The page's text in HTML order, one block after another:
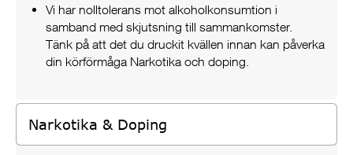
Vi har nolltolerans mot alkoholkonsumtion i
samband med skjutsning till sammankomster.
Tänk på att det du druckit kvällen innan kan påverka
din körförmåga Narkotika och doping.
Narkotika & Doping